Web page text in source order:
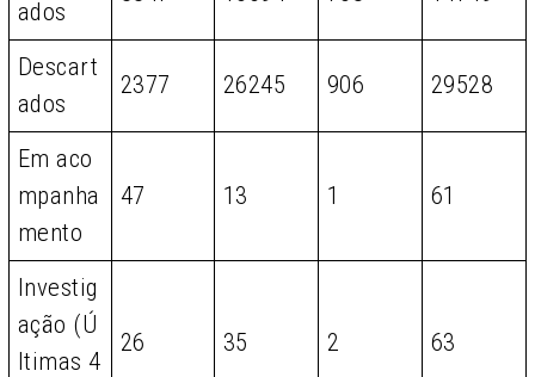
ados
Descart
ados
2377 26245 906 29528
Em aco
mpanha
mento
47 13 1 61
Investig
ação (Ú
ltimas 4
26 35 2 63